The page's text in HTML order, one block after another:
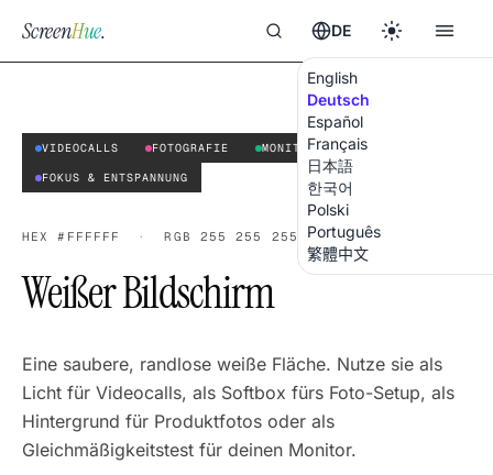
ScreenHue. DE
English
Deutsch
Español
Français
日本語
한국어
Polski
Português
繁體中文
VIDEOCALLS FOTOGRAFIE MONITOR-TEST
FOKUS & ENTSPANNUNG
HEX#FFFFFF · RGB 255 255 255
Weißer Bildschirm
Eine saubere, randlose weiße Fläche. Nutze sie als
Licht für Videocalls, als Softbox fürs Foto-Setup, als
Hintergrund für Produktfotos oder als
Gleichmäßigkeitstest für deinen Monitor.